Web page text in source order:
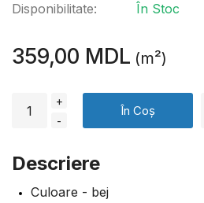
Disponibilitate:
În Stoc
359,00 MDL (m²)
+
-
În Coș
Descriere
Culoare - bej